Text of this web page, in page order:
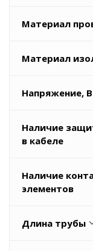
Весь список
Голубой
Весь список
Материал
Алюминий/
Весь список
Материал
RV000939
Алюминиевая
Напряжение, В
1200
225
Весь список
Наличие
в кабеле
Наличие
элементов
Длина трубы